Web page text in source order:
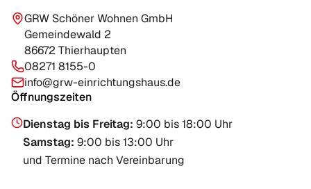
GRW Schöner Wohnen GmbH
Gemeindewald 2
86672 Thierhaupten
08271 8155-0
info@grw-einrichtungshaus.de
Öffnungszeiten
Dienstag bis Freitag: 9:00 bis 18:00 Uhr
Samstag: 9:00 bis 13:00 Uhr
und Termine nach Vereinbarung